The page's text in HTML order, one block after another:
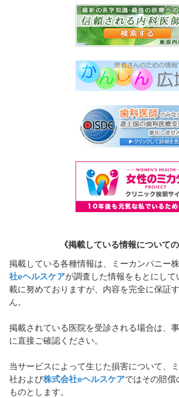
《掲載している情報についての
掲載している各種情報は、ミーカンパニー
社eヘルスケアが調査した情報をもとにし
載に努めておりますが、内容を完全に保証
ん。
掲載されている医院を受診される場合は、
に直接ご確認ください。
当サービスによって生じた損害について、
社および株式会社eヘルスケアではその賠償
ものとします。